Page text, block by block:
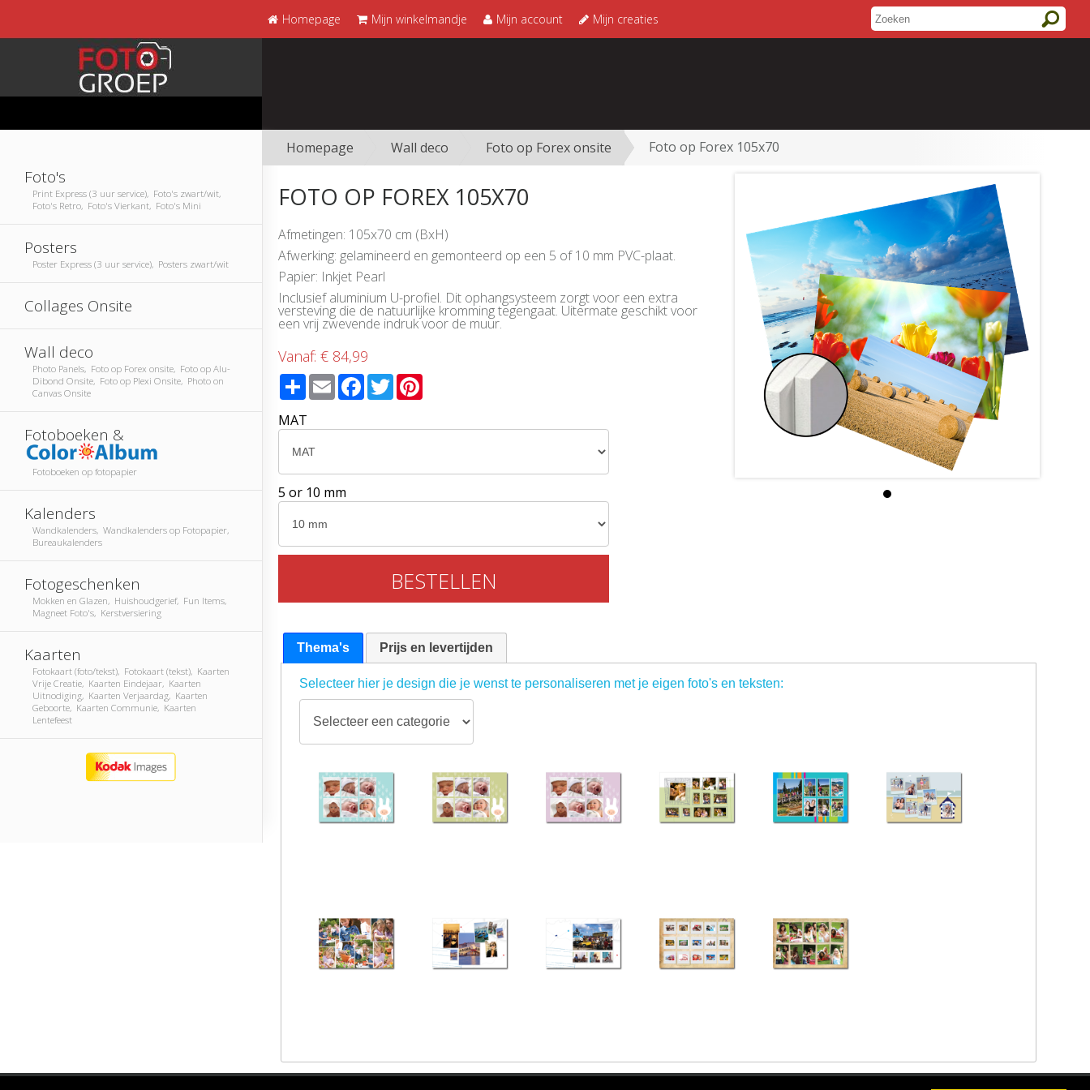
Homepage Mijn winkelmandje Mijn account Mijn creaties
Foto's
Print Express (3 uur service), Foto's zwart/wit,
Foto's Retro, Foto's Vierkant, Foto's Mini
Posters
Poster Express (3 uur service), Posters zwart/wit
Collages Onsite
Wall deco
Photo Panels, Foto op Forex onsite, Foto op Alu-
Dibond Onsite, Foto op Plexi Onsite, Photo on
Canvas Onsite
Fotoboeken &
Fotoboeken op fotopapier
Kalenders
Wandkalenders, Wandkalenders op Fotopapier,
Bureaukalenders
Fotogeschenken
Mokken en Glazen, Huishoudgerief, Fun Items,
Magneet Foto's, Kerstversiering
Kaarten
Fotokaart (foto/tekst), Fotokaart (tekst), Kaarten
Vrije Creatie, Kaarten Eindejaar, Kaarten
Uitnodiging, Kaarten Verjaardag, Kaarten
Geboorte, Kaarten Communie, Kaarten
Lentefeest
Homepage Wall deco Foto op Forex onsite Foto op Forex 105x70
FOTO OP FOREX 105X70
Afmetingen: 105x70 cm (BxH)
Afwerking: gelamineerd en gemonteerd op een 5 of 10 mm PVC-plaat.
Papier: Inkjet Pearl
Inclusief aluminium U-profiel. Dit ophangsysteem zorgt voor een extra
versteving die de natuurlijke kromming tegengaat. Uitermate geschikt voor
een vrij zwevende indruk voor de muur.
Vanaf: € 84,99
ShareEmailFacebook
TwitterPinterest
MAT
5 or 10 mm
BESTELLEN
Thema's Prijs en levertijden
Selecteer hier je design die je wenst te personaliseren met je eigen foto's en teksten: